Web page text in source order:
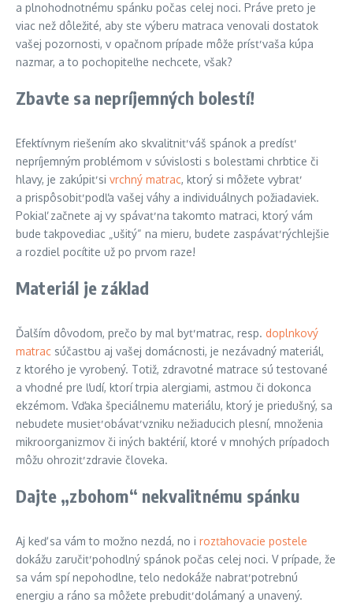
a plnohodnotnému spánku počas celej noci. Práve preto je
viac než dôležité, aby ste výberu matraca venovali dostatok
vašej pozornosti, v opačnom prípade môže prísť vaša kúpa
nazmar, a to pochopiteľne nechcete, však?
Zbavte sa nepríjemných bolestí!
Efektívnym riešením ako skvalitniť váš spánok a predísť
nepríjemným problémom v súvislosti s bolesťami chrbtice či
hlavy, je zakúpiť si vrchný matrac, ktorý si môžete vybrať
a prispôsobiť podľa vašej váhy a individuálnych požiadaviek.
Pokiaľ začnete aj vy spávať na takomto matraci, ktorý vám
bude takpovediac „ušitý“ na mieru, budete zaspávať rýchlejšie
a rozdiel pocítite už po prvom raze!
Materiál je základ
Ďalším dôvodom, prečo by mal byť matrac, resp. doplnkový
matrac súčasťou aj vašej domácnosti, je nezávadný materiál,
z ktorého je vyrobený. Totiž, zdravotné matrace sú testované
a vhodné pre ľudí, ktorí trpia alergiami, astmou či dokonca
ekzémom. Vďaka špeciálnemu materiálu, ktorý je priedušný, sa
nebudete musieť obávať vzniku nežiaducich plesní, množenia
mikroorganizmov či iných baktérií, ktoré v mnohých prípadoch
môžu ohroziť zdravie človeka.
Dajte „zbohom“ nekvalitnému spánku
Aj keď sa vám to možno nezdá, no i rozťahovacie postele
dokážu zaručiť pohodlný spánok počas celej noci. V prípade, že
sa vám spí nepohodlne, telo nedokáže nabrať potrebnú
energiu a ráno sa môžete prebudiť dolámaný a unavený.